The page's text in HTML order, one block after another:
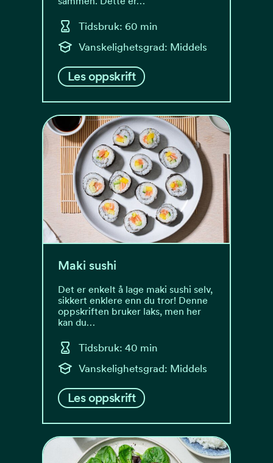
Tidsbruk: 60 min
Vanskelighetsgrad: Middels
Les oppskrift
Maki sushi
Det er enkelt å lage maki sushi selv,
sikkert enklere enn du tror! Denne
oppskriften bruker laks, men her
kan du…
Tidsbruk: 40 min
Vanskelighetsgrad: Middels
Les oppskrift